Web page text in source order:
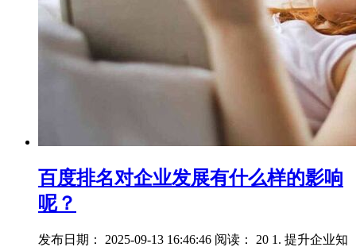
百度排名对企业发展有什么样的影响
呢？
发布日期： 2025-09-13 16:46:46 阅读： 20 1. 提升企业知